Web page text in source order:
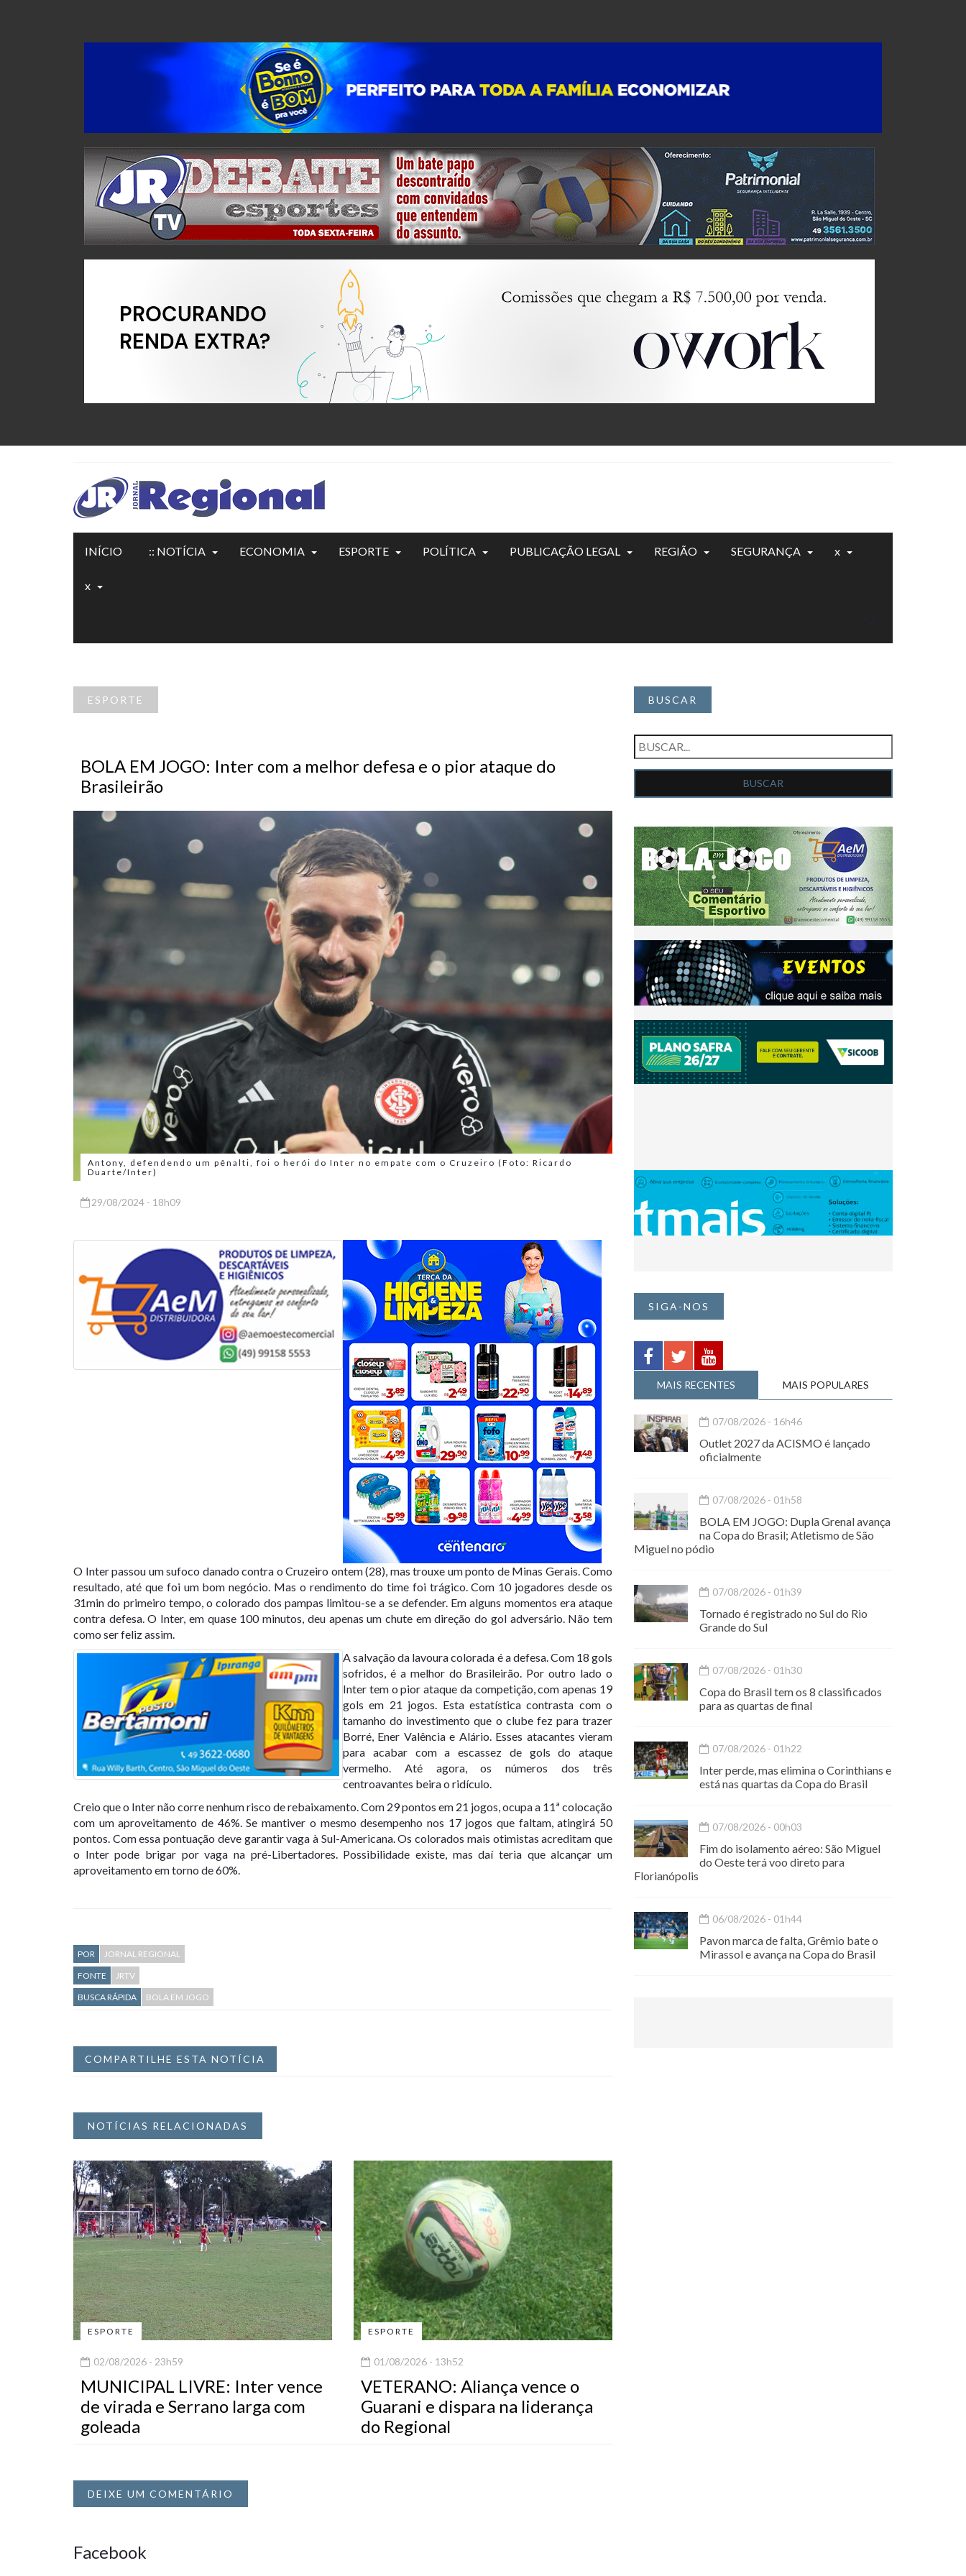
INÍCIO :: NOTÍCIA ECONOMIA ESPORTE POLÍTICA PUBLICAÇÃO LEGAL REGIÃO SEGURANÇA x
x
ESPORTE
BOLA EM JOGO: Inter com a melhor defesa e o pior ataque do
Brasileirão
Antony, defendendo um pênalti, foi o herói do Inter no empate com o Cruzeiro (Foto: Ricardo
Duarte/Inter)
29/08/2024 - 18h09
O Inter passou um sufoco danado contra o Cruzeiro ontem (28), mas trouxe um ponto de Minas Gerais. Como
resultado, até que foi um bom negócio. Mas o rendimento do time foi trágico. Com 10 jogadores desde os
31min do primeiro tempo, o colorado dos pampas limitou-se a se defender. Em alguns momentos era ataque
contra defesa. O Inter, em quase 100 minutos, deu apenas um chute em direção do gol adversário. Não tem
como ser feliz assim.
A salvação da lavoura colorada é a defesa. Com 18 gols
sofridos, é a melhor do Brasileirão. Por outro lado o
Inter tem o pior ataque da competição, com apenas 19
gols em 21 jogos. Esta estatística contrasta com o
tamanho do investimento que o clube fez para trazer
Borré, Ener Valência e Alário. Esses atacantes vieram
para acabar com a escassez de gols do ataque
vermelho. Até agora, os números dos três
centroavantes beira o ridículo.
Creio que o Inter não corre nenhum risco de rebaixamento. Com 29 pontos em 21 jogos, ocupa a 11ª colocação
com um aproveitamento de 46%. Se mantiver o mesmo desempenho nos 17 jogos que faltam, atingirá 50
pontos. Com essa pontuação deve garantir vaga à Sul-Americana. Os colorados mais otimistas acreditam que
o Inter pode brigar por vaga na pré-Libertadores. Possibilidade existe, mas daí teria que alcançar um
aproveitamento em torno de 60%.
POR
JORNAL REGIONAL
FONTE
JRTV
BUSCA RÁPIDA
BOLA EM JOGO
COMPARTILHE ESTA NOTÍCIA
NOTÍCIAS RELACIONADAS
ESPORTE
02/08/2026 - 23h59
MUNICIPAL LIVRE: Inter vence
de virada e Serrano larga com
goleada
ESPORTE
01/08/2026 - 13h52
VETERANO: Aliança vence o
Guarani e dispara na liderança
do Regional
DEIXE UM COMENTÁRIO
Facebook
BUSCAR
SIGA-NOS
MAIS RECENTES MAIS POPULARES
07/08/2026 - 16h46
Outlet 2027 da ACISMO é lançado
oficialmente
07/08/2026 - 01h58
BOLA EM JOGO: Dupla Grenal avança
na Copa do Brasil; Atletismo de São
Miguel no pódio
07/08/2026 - 01h39
Tornado é registrado no Sul do Rio
Grande do Sul
07/08/2026 - 01h30
Copa do Brasil tem os 8 classificados
para as quartas de final
07/08/2026 - 01h22
Inter perde, mas elimina o Corinthians e
está nas quartas da Copa do Brasil
07/08/2026 - 00h03
Fim do isolamento aéreo: São Miguel
do Oeste terá voo direto para
Florianópolis
06/08/2026 - 01h44
Pavon marca de falta, Grêmio bate o
Mirassol e avança na Copa do Brasil